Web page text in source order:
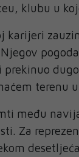
klubu u
karijeri
terenu
među
Za